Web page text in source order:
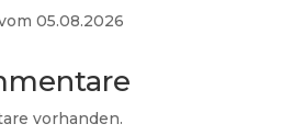
05.08.2026
vorhanden.